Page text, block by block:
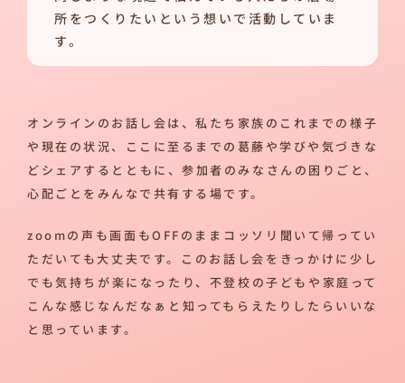
所をつくりたいという想いで活動していま
す。
オンラインのお話し会は、私たち家族のこれまでの様子
や現在の状況、ここに至るまでの葛藤や学びや気づきな
どシェアするとともに、参加者のみなさんの困りごと、
心配ごとをみんなで共有する場です。
zoomの声も画面もOFFのままコッソリ聞いて帰ってい
ただいても大丈夫です。このお話し会をきっかけに少し
でも気持ちが楽になったり、不登校の子どもや家庭って
こんな感じなんだなぁと知ってもらえたりしたらいいな
と思っています。